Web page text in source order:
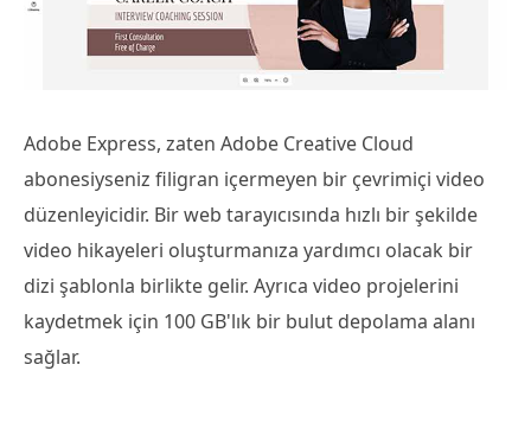
Adobe Express, zaten Adobe Creative Cloud
abonesiyseniz filigran içermeyen bir çevrimiçi video
düzenleyicidir. Bir web tarayıcısında hızlı bir şekilde
video hikayeleri oluşturmanıza yardımcı olacak bir
dizi şablonla birlikte gelir. Ayrıca video projelerini
kaydetmek için 100 GB'lık bir bulut depolama alanı
sağlar.